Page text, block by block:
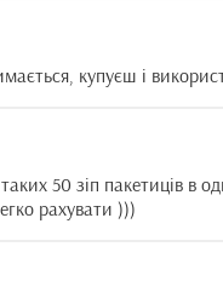
купуєш і
50 зіп пакетиців в
рахувати )))